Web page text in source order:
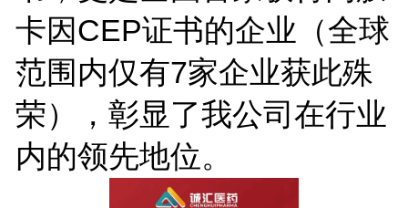
卡因CEP证书的企业（全球
范围内仅有7家企业获此殊
荣），彰显了我公司在行业
内的领先地位。